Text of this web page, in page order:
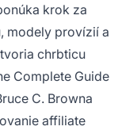
krok za
modely provízií a
chrbticu
Complete Guide
C. Browna
affiliate